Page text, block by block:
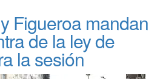
Figueroa mandan
de la ley de
la sesión